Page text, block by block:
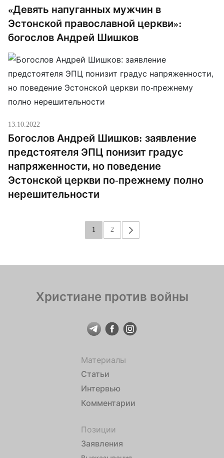
«Девять напуганных мужчин в
Эстонской православной церкви»:
богослов Андрей Шишков
13.10.2022
Богослов Андрей Шишков: заявление
предстоятеля ЭПЦ понизит градус
напряженности, но поведение
Эстонской церкви по-прежнему полно
нерешительности
1 2 »
Христиане против войны
Материалы
Статьи
Интервью
Комментарии
Позиции
Заявления